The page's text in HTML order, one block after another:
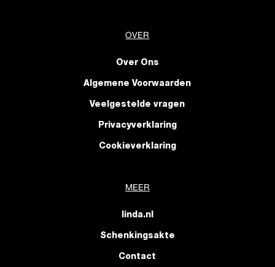
OVER
Over Ons
Algemene Voorwaarden
Veelgestelde vragen
Privacyverklaring
Cookieverklaring
MEER
linda.nl
Schenkingsakte
Contact